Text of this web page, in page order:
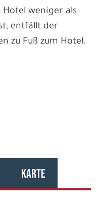
Hotel weniger als
entfällt der
zu Fuß zum Hotel.
KARTE